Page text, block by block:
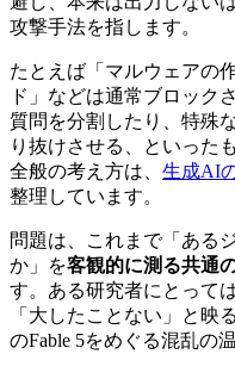
攻撃手法を指します。
たとえば「マルウェアの
ド」などは通常ブロック
質問を分割したり、特殊
り抜けさせる、といった
全般の考え方は、 生成AI
整理しています。
問題は、これまで「ある
か」を客観的に測る共通
す。ある研究者にとって
「大したことない」と映
のFable 5をめぐる混乱の